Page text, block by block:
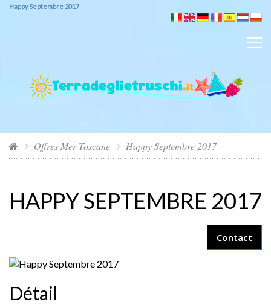
Happy Septembre 2017
Offres Mer Toscane Happy Septembre 2017
HAPPY SEPTEMBRE 2017
Contact
Détail